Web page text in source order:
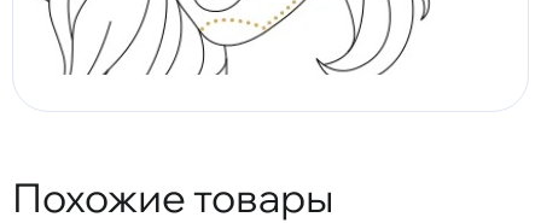
Похожие товары